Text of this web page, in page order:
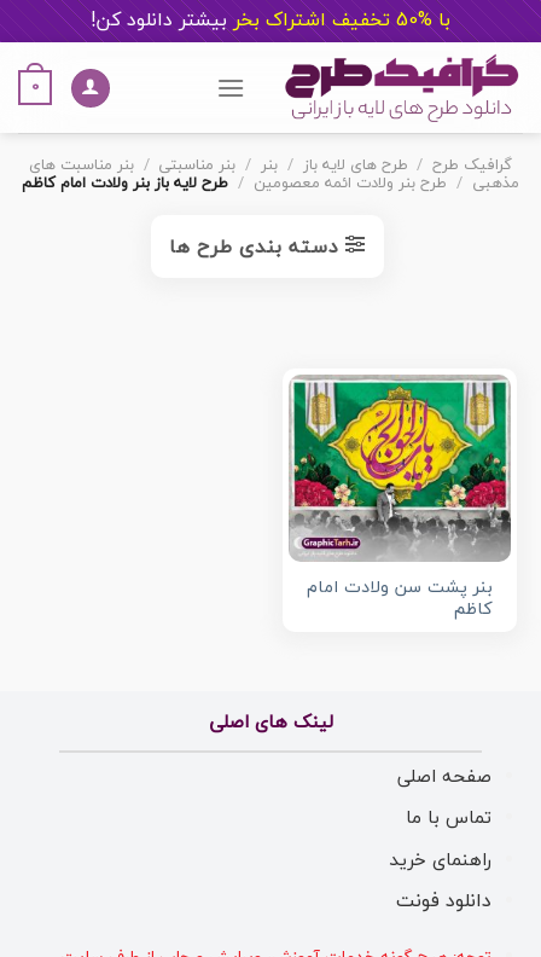
با %50 تخفیف اشتراک بخر بیشتر دانلود کن!
content
0
گرافیک طرح / طرح های لایه باز / بنر / بنر مناسبتی / بنر مناسبت های
مذهبی / طرح بنر ولادت ائمه معصومین / طرح لایه باز بنر ولادت امام کاظم
دسته بندی طرح ها
بنر پشت سن ولادت امام
کاظم
لینک های اصلی
صفحه اصلی
تماس با ما
راهنمای خرید
دانلود فونت